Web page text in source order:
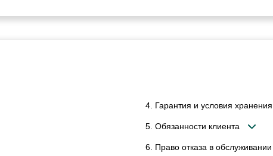
4. Гарантия и условия хранения
5. Обязанности клиента
6. Право отказа в обслуживании